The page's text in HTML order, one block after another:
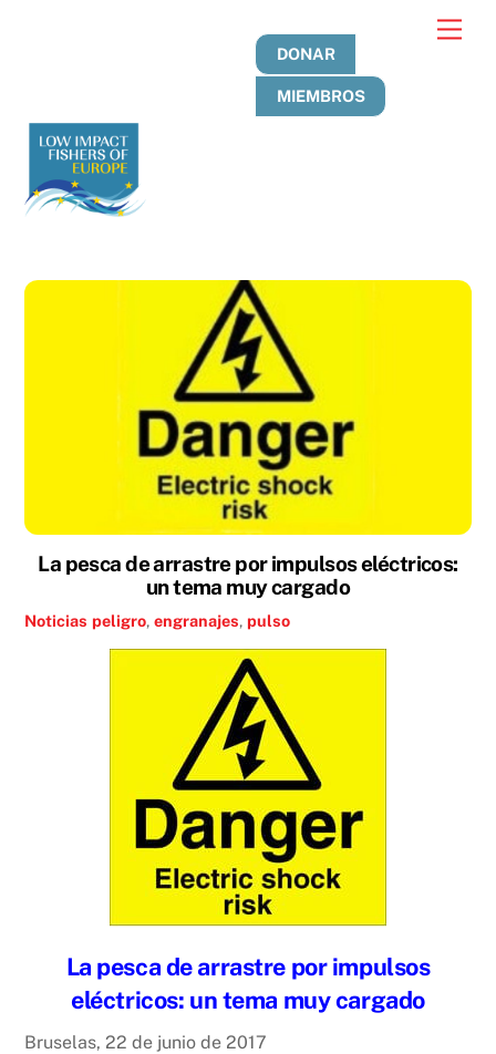
DONAR
MIEMBROS
La pesca de arrastre por impulsos eléctricos:
un tema muy cargado
Noticias peligro,engranajes, pulso
La pesca de arrastre por impulsos
eléctricos: un tema muy cargado
Bruselas, 22 de junio de 2017